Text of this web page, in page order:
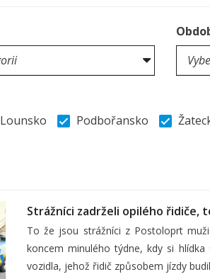
Lounsko Podbořansko
Strážníci zadrželi opilého řidiče,
To že jsou strážníci z Postoloprt
koncem minulého týdne, kdy si
vozidla, jehož řidič způsobem jízdy